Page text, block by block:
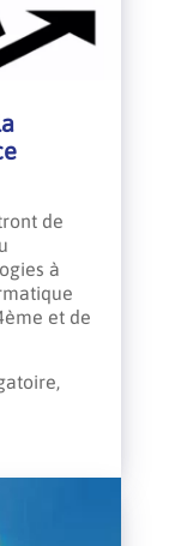
de
à
et de